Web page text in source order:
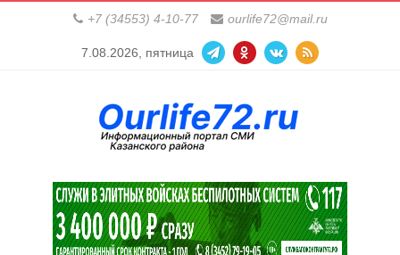
+7 (34553) 4-10-77 ourlife72@mail.ru
7.08.2026, пятница